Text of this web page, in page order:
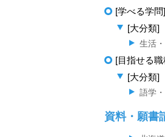
[学べる学
[大分類]
生活
[目指せる
[大分類]
語学
資料・願書